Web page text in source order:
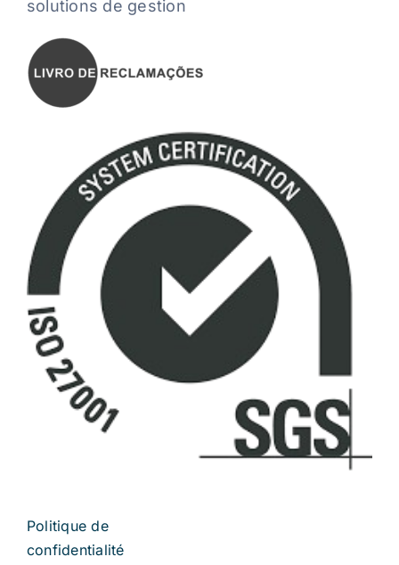
solutions de gestion
Politique de
confidentialité